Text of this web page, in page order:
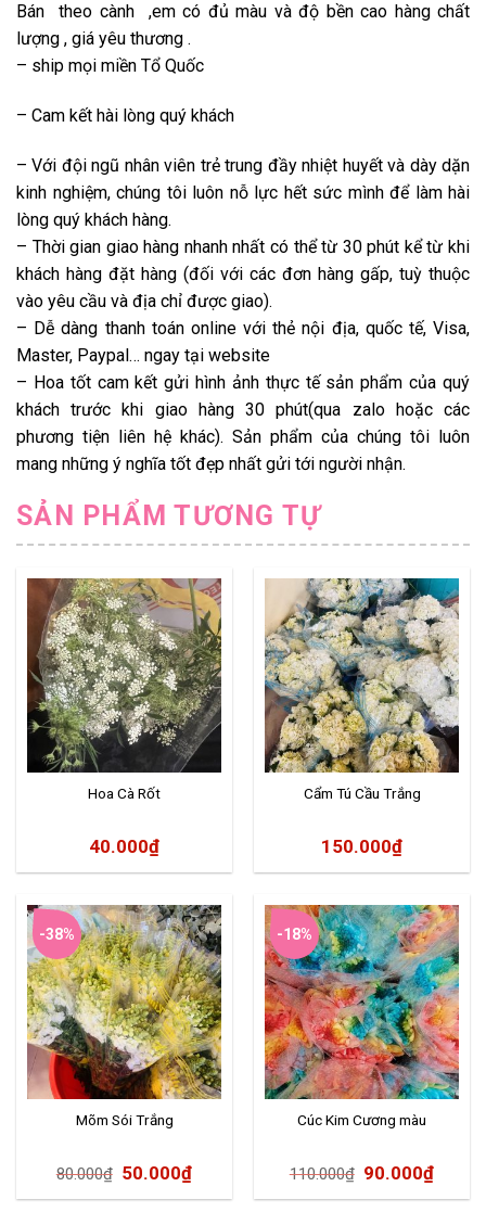
Bán theo cành ,em có đủ màu và độ bền cao hàng chất
lượng , giá yêu thương .
– ship mọi miền Tổ Quốc
– Cam kết hài lòng quý khách
– Với đội ngũ nhân viên trẻ trung đầy nhiệt huyết và dày dặn
kinh nghiệm, chúng tôi luôn nỗ lực hết sức mình để làm hài
lòng quý khách hàng.
– Thời gian giao hàng nhanh nhất có thể từ 30 phút kể từ khi
khách hàng đặt hàng (đối với các đơn hàng gấp, tuỳ thuộc
vào yêu cầu và địa chỉ được giao).
– Dễ dàng thanh toán online với thẻ nội địa, quốc tế, Visa,
Master, Paypal… ngay tại website
– Hoa tốt cam kết gửi hình ảnh thực tế sản phẩm của quý
khách trước khi giao hàng 30 phút(qua zalo hoặc các
phương tiện liên hệ khác). Sản phẩm của chúng tôi luôn
mang những ý nghĩa tốt đẹp nhất gửi tới người nhận.
SẢN PHẨM TƯƠNG TỰ
Hoa Cà Rốt
40.000₫
Cẩm Tú Cầu Trắng
150.000₫
-38%
Mõm Sói Trắng
80.000₫ 50.000₫
-18%
Cúc Kim Cương màu
110.000₫ 90.000₫